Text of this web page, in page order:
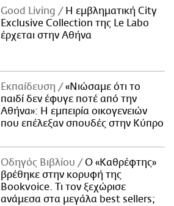
Good Living
Η εμβληματική City
Exclusive Collection της Le Labo
έρχεται στην Αθήνα
Εκπαίδευση
«Νιώσαμε ότι το
παιδί δεν έφυγε ποτέ από την
Αθήνα»: Η εμπειρία οικογενειών
που επέλεξαν σπουδές στην Κύπρο
Οδηγός Βιβλίου
Ο «Καθρέφτης»
βρέθηκε στην κορυφή της
Bookvoice. Τι τον ξεχώρισε
ανάμεσα στα μεγάλα best sellers;